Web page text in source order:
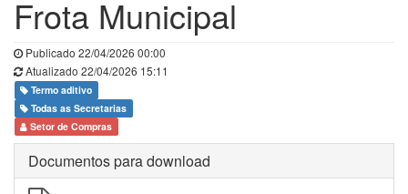
Frota Municipal
Publicado 22/04/2026 00:00
Atualizado 22/04/2026 15:11
Termo aditivo
Todas as Secretarias
Setor de Compras
Documentos para download